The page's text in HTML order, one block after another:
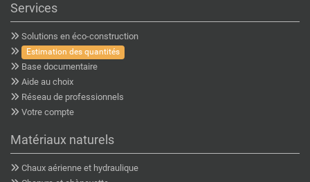
Services
Solutions en éco-construction
Estimation des quantités
Base documentaire
Aide au choix
Réseau de professionnels
Votre compte
Matériaux naturels
Chaux aérienne et hydraulique